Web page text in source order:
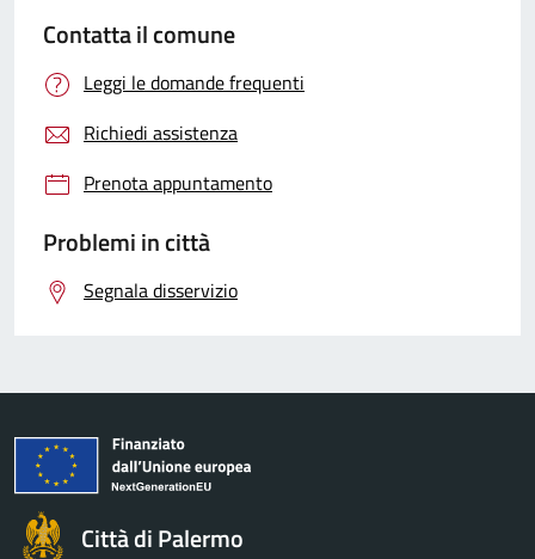
Contatta il comune
Leggi le domande frequenti
Richiedi assistenza
Prenota appuntamento
Problemi in città
Segnala disservizio
Città di Palermo